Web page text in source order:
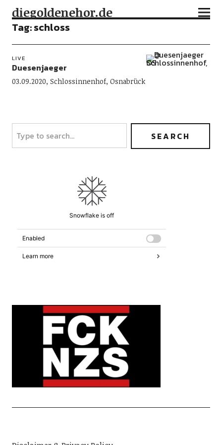
diegoldenehor.de
Tag:schloss
LIVE
Duesenjaeger
03.09.2020, Schlossinnenhof, Osnabrück